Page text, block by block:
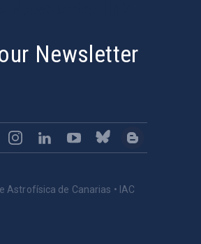
Newsletter
Astrofísica de Canarias • IAC